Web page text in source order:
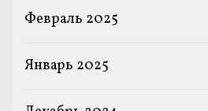
Февраль 2025
Январь 2025